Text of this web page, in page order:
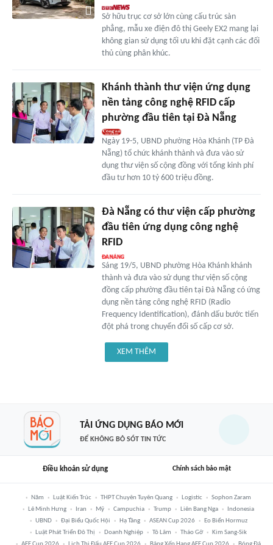
Sở hữu trục cơ sở lớn cùng cấu trúc sàn
phẳng, mẫu xe điện đô thị Geely EX2 mang lại
không gian sử dụng tối ưu khi đặt cạnh các đối
thủ cùng phân khúc.
Khánh thành thư viện ứng dụng
nền tảng công nghệ RFID cấp
phường đầu tiên tại Đà Nẵng
Ngày 19-5, UBND phường Hòa Khánh (TP Đà
Nẵng) tổ chức khánh thành và đưa vào sử
dụng thư viện số cộng đồng với tổng kinh phí
đầu tư hơn 10 tỷ 600 triệu đồng.
Đà Nẵng có thư viện cấp phường
đầu tiên ứng dụng công nghệ
RFID
Sáng 19/5, UBND phường Hòa Khánh khánh
thành và đưa vào sử dụng thư viện số cộng
đồng cấp phường đầu tiên tại Đà Nẵng có ứng
dụng nền tảng công nghệ RFID (Radio
Frequency Identification), đánh dấu bước tiến
đột phá trong chuyển đổi số cấp cơ sở.
XEM THÊM
TẢI ỨNG DỤNG BÁO MỚI
ĐỂ KHÔNG BỎ SÓT TIN TỨC
Điều khoản sử dụng Chính sách bảo mật
Năm Luật Kiến Trúc THPT Chuyên Tuyên Quang Logistic
Sophon Zaram
Lê Minh Hưng
Iran Mỹ Campuchia Trump Liên Bang Nga
Indonesia
UBND
Đại Biểu Quốc Hội Hạ Tầng ASEAN Cup 2026
Eo Biển Hormuz
Luật Phát Triển Đô Thị
Doanh Nghiệp Tô Lâm Tháo Gỡ
Kim Sang-Sik
AFF Cup 2026
Lịch Thi Đấu AFF Cup 2026 Bảng Xếp Hạng AFF Cup 2026 Bóng Đá